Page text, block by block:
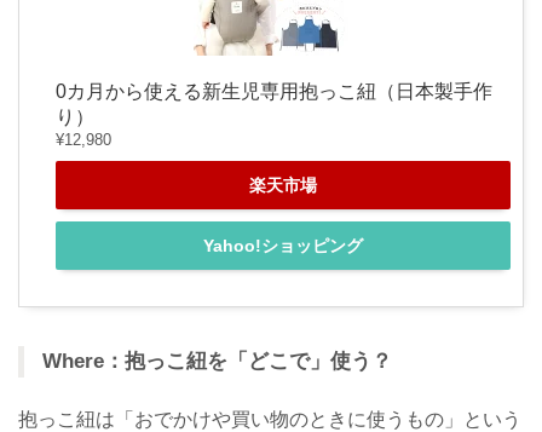
0カ月から使える新生児専用抱っこ紐（日本製手作
り）
¥12,980
楽天市場
Yahoo!ショッピング
Where：抱っこ紐を「どこで」使う？
抱っこ紐は「おでかけや買い物のときに使うもの」という